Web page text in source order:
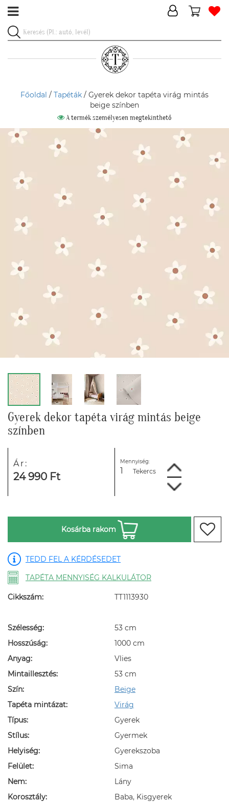
Főoldal / Tapéták / Gyerek dekor tapéta virág mintás
beige színben
A termék személyesen megtekinthető
Gyerek dekor tapéta virág mintás beige
színben
Ár:
24 990 Ft
Mennyiség:
Tekercs
Kosárba rakom
TEDD FEL A KÉRDÉSEDET
TAPÉTA MENNYISÉG KALKULÁTOR
Cikkszám: TT1113930
Szélesség:
53 cm
Hosszúság:
1000 cm
Anyag:
Vlies
Mintaillesztés:
53 cm
Szín:
Beige
Tapéta mintázat:
Virág
Típus:
Gyerek
Stílus:
Gyermek
Helyiség:
Gyerekszoba
Felület:
Sima
Nem:
Lány
Korosztály:
Baba, Kisgyerek